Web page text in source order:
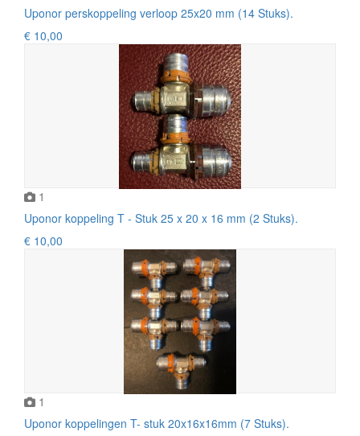
Uponor perskoppeling verloop 25x20 mm (14 Stuks).
€ 10,00
1
Uponor koppeling T - Stuk 25 x 20 x 16 mm (2 Stuks).
€ 10,00
1
Uponor koppelingen T- stuk 20x16x16mm (7 Stuks).